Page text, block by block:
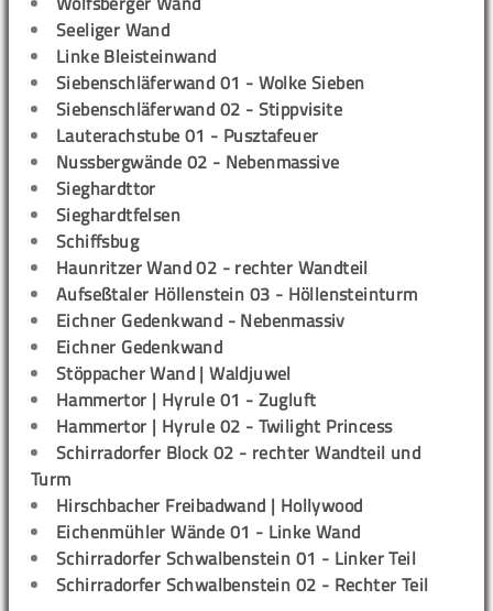
Seeliger Wand
Linke Bleisteinwand
Siebenschläferwand 01 - Wolke Sieben
Siebenschläferwand 02 - Stippvisite
Lauterachstube 01 - Pusztafeuer
Nussbergwände 02 - Nebenmassive
Sieghardttor
Sieghardtfelsen
Schiffsbug
Haunritzer Wand 02 - rechter Wandteil
Aufseßtaler Höllenstein 03 - Höllensteinturm
Eichner Gedenkwand - Nebenmassiv
Eichner Gedenkwand
Stöppacher Wand | Waldjuwel
Hammertor | Hyrule 01 - Zugluft
Hammertor | Hyrule 02 - Twilight Princess
Schirradorfer Block 02 - rechter Wandteil und
Turm
Hirschbacher Freibadwand | Hollywood
Eichenmühler Wände 01 - Linke Wand
Schirradorfer Schwalbenstein 01 - Linker Teil
Schirradorfer Schwalbenstein 02 - Rechter Teil